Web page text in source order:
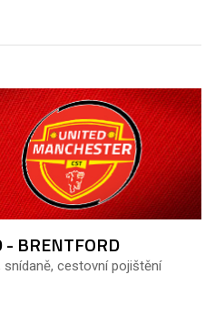
- BRENTFORD
snídaně, cestovní pojištění